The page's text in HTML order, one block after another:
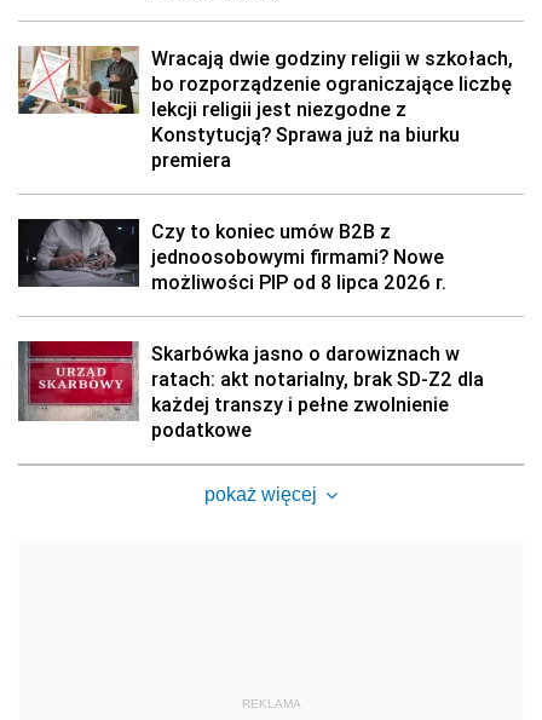
Wracają dwie godziny religii w szkołach,
bo rozporządzenie ograniczające liczbę
lekcji religii jest niezgodne z
Konstytucją? Sprawa już na biurku
premiera
Czy to koniec umów B2B z
jednoosobowymi firmami? Nowe
możliwości PIP od 8 lipca 2026 r.
Skarbówka jasno o darowiznach w
ratach: akt notarialny, brak SD-Z2 dla
każdej transzy i pełne zwolnienie
podatkowe
pokaż więcej
REKLAMA